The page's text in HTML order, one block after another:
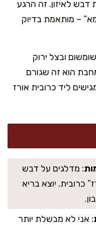
דבש לאיזון. זה הרגע
– מותאמת בדיוק
ובצל ירוק
הוא זה שגורם
ליד כרובית אורז
: מדלגים על דבש
כרובית. יוצא בריא
: אני לא מבשלת יותר